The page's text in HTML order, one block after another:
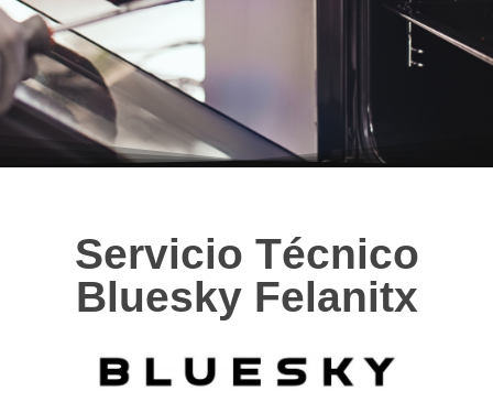
Servicio Técnico
Bluesky Felanitx